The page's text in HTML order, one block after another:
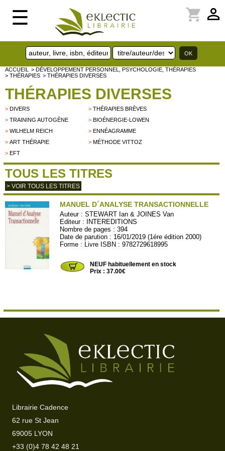
☰ perm_identity
shopping_cart
ACCUEIL
> DÉVELOPPEMENT PERSONNEL, PSYCHOLOGIE, THÉRAPIES
> THÉRAPIES > THÉRAPIES DIVERSES
THÉRAPIES DIVERSES
> DIVERS >THÉRAPIES BRÈVES
> TRAINING AUTOGÈNE >BIOÉNERGIE-LOWEN
> WILHELM REICH >ENNÉAGRAMME
> ART THÉRAPIE >MÉTHODE VITTOZ
> EFT
TOUS LES TITRES
> VOIR TOUS LES TITRES
MANUEL D´ANALYSE TRANSACTIONNELLE
Auteur :STEWART Ian & JOINES Van
Editeur :
INTEREDITIONS
Nombre de pages : 394
Date de parution : 16/01/2019 (1ére édition 2000)
Forme : Livre ISBN : 9782729618995
NEUF habituellement en stock
Prix : 37.00€
Librairie Cadence
62 rue St Jean
69005 LYON
+33 (0)4 78 42 48 21